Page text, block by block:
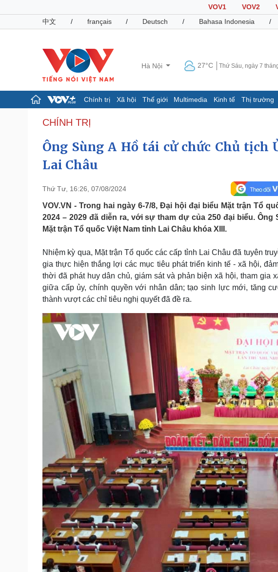
VOV1 VOV2
中文
/ français / Deutsch / Bahasa Indonesia /
Hà Nội 27°C Thứ Sáu, ngày 7
Chính trị Xã hội Thế giới Multimedia Kinh tế Thị trường
Chính trị
Tổ chức nhân sự
Quốc hội
Nhận diện sự thật
Dự báo thời tiết
Giáo dục
Cuộc sống
Hồ sơ
Pháp luật
Vụ án
Tin nóng
Tư vấn luật
Quân sự - Quốc phòng
Vũ khí
Việt Nam
Phân tích
Thể thao
Bóng đá
Lịch thi đấu
Hậu trường
Sức khỏe
Dinh dưỡng - món ngon
Cây thuốc
Sản phụ khoa
Nhi khoa
Nam khoa
Làm đẹp - giảm cân
Đời sống
Nhà đẹp
Blog
Tình yêu - Gia đình
Văn hóa
Sân khấu -
Di sản
Cải chính
CHÍNH TRỊ
Ông Sùng A Hồ tái cử chức Chủ
Lai Châu
Thứ Tư, 16:26, 07/08/2024
VOV.VN - Trong hai ngày 6-7/8, Đại hội đại biểu Mặt trận Tổ
2024 – 2029 đã diễn ra, với sự tham dự của 250 đại biểu.
Mặt trận Tổ quốc Việt Nam tỉnh Lai Châu khóa XIII.
Nhiệm kỳ qua, Mặt trận Tổ quốc các cấp tỉnh Lai Châu đã tuyên
gia thực hiện thắng lợi các mục tiêu phát triển kinh tế - xã hội,
thời đã phát huy dân chủ, giám sát và phản biện xã hội, tham gia
giữa cấp ủy, chính quyền với nhân dân; tạo sinh lực mới, tăng
thành vượt các chỉ tiêu nghị quyết đã đề ra.